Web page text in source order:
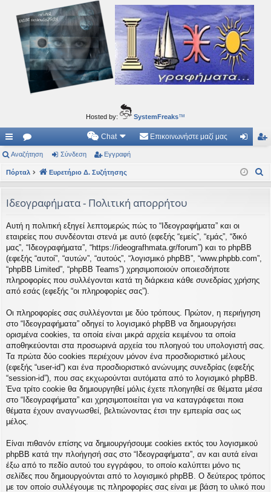
Ιδεογραφήματα
Αυτός ο τόπος φιλοδοξεί να ανοίγει μονοπάτια για τα συναρπαστικά και όμορφα ταξίδια του
Hosted by: SystemFreaks™
ρή
γο
ς
συ
νδ
έσ
εις
.
Συ
τή
σε
ις
Chat Επικοινωνήστε μαζί μας
δε ρα
Αναζήτηση Σύνδεση Εγγραφή
Πόρταλ Ευρετήριο Δ. Συζήτησης
Ιδεογραφήματα - Πολιτική απορρήτου
Αυτή η πολιτική εξηγεί λεπτομερώς πώς το “Ιδεογραφήματα” και οι
εταιρείες που συνδέονται στενά με αυτό (εφεξής “εμείς”, “εμάς”, “δικό
μας”, “Ιδεογραφήματα”, “https://ideografhmata.gr/forum”) και το phpBB
(εφεξής “αυτοί”, “αυτών”, “αυτούς”, “λογισμικό phpBB”, “www.phpbb.com”,
“phpBB Limited”, “phpBB Teams”) χρησιμοποιούν οποιεσδήποτε
πληροφορίες που συλλέγονται κατά τη διάρκεια κάθε συνεδρίας χρήσης
από εσάς (εφεξής “οι πληροφορίες σας”).
Οι πληροφορίες σας συλλέγονται με δύο τρόπους. Πρώτον, η περιήγηση
στο “Ιδεογραφήματα” οδηγεί το λογισμικό phpBB να δημιουργήσει
ορισμένα cookies, τα οποία είναι μικρά αρχεία κειμένου τα οποία
αποθηκεύονται στα προσωρινά αρχεία του πλοηγού του υπολογιστή σας.
Τα πρώτα δύο cookies περιέχουν μόνον ένα προσδιοριστικό μέλους
(εφεξής “user-id”) και ένα προσδιοριστικό ανώνυμης συνεδρίας (εφεξής
“session-id”), που σας εκχωρούνται αυτόματα από το λογισμικό phpBB.
Ένα τρίτο cookie θα δημιουργηθεί μόλις έχετε πλοηγηθεί σε θέματα μέσα
στο “Ιδεογραφήματα” και χρησιμοποιείται για να καταγράφεται ποια
θέματα έχουν αναγνωσθεί, βελτιώνοντας έτσι την εμπειρία σας ως
μέλος.
Είναι πιθανόν επίσης να δημιουργήσουμε cookies εκτός του λογισμικού
phpBB κατά την πλοήγησή σας στο “Ιδεογραφήματα”, αν και αυτά είναι
έξω από το πεδίο αυτού του εγγράφου, το οποίο καλύπτει μόνο τις
σελίδες που δημιουργούνται από το λογισμικό phpBB. Ο δεύτερος τρόπος
με τον οποίο συλλέγουμε τις πληροφορίες σας είναι με βάση το υλικό που